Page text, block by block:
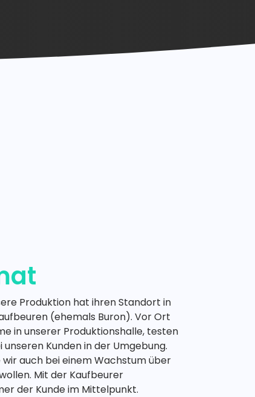
Produktion hat ihren Standort in
(ehemals Buron). Vor Ort
in unserer Produktionshalle, testen
Kunden in der Umgebung.
auch bei einem Wachstum über
Mit der Kaufbeurer
der Kunde im Mittelpunkt.